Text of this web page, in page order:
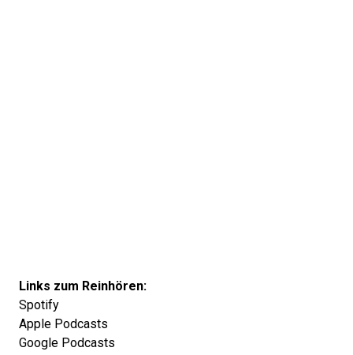
Links zum Reinhören:
Spotify
Apple Podcasts
Google Podcasts